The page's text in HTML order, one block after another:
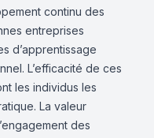
continu des
entreprises
d’apprentissage
L’efficacité de ces
les individus les
La valeur
des